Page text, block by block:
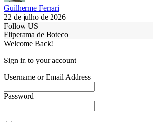
Guilherme Ferrari
22 de julho de 2026
Follow US
Fliperama de Boteco
Welcome Back!
Sign in to your account
Username or Email Address
Password